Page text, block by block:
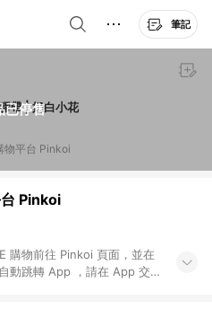
筆記
已停售
帶 | 奶白小花
物平台 Pinkoi
Pinkoi
購物前往 Pinkoi 頁面，並在
動跳轉 App ，請在 App 交